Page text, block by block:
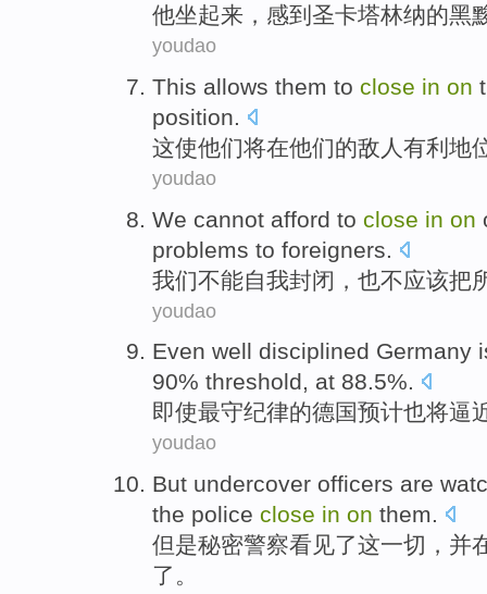
他坐起来 ， 感到 圣卡塔林纳的黑
youdao
This allows them to close in on
position.
这使他们将在他们的敌人 有利 地
youdao
We cannot afford to close in on
problems to foreigners
我们不能自我封闭 ， 也不应该把
youdao
Even well disciplined Germany
90% threshold, at 88.5%.
即使最守纪律的德国预计也将逼
youdao
But undercover officers are
the police close in on them.
但是秘密警察看见了这一切，并
了。